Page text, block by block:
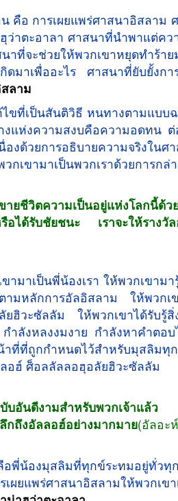
การเผยแพร่ศาสนาอิสลาม
ว่าตะอาลา ศาสนาที่นำพาแต่ค
ะช่วยให้พวกเขาหยุดทำร้าย
มาเพื่ออะไร ศาสนาที่ยับยั้งกา
ลาม 
ขที่เป็นสันติวิธี หนทางตามแบบ
ห่งความสงบคือความอดทน ต่
งด้วยการอธิบายความจริงใน
กเขามาเป็นพวกเราด้วยการกล่
ายชีวิตความเป็นอยู่แห่งโลกนี้ด้ว
ได้รับชัยชนะ เราจะให้รางวั
ามาเป็นพี่น้องเรา ให้พวกเขามา
มหลักการอัลอิสลาม ให้พวกเ
วะซัลลัม ให้พวกเขาได้รับรู้สิ่
ำลังหลงงมงาย กำลังหาคำตอ
าที่ที่ถูกกำหนดไว้สำหรับมุสลิม
อฮ์ ศ็อลลัลลอฮุอลัยฮิวะซัลลัม
บฉบับอันดีงามสำหรับพวกเจ้
ถึงอัลลอฮ์อย่างมากมาย(อัลอะ
พี่น้องมุสลิมที่ทุกข์ระทมอยู่ทั่วทุ
ยแพร่ศาสนาอิสลามให้พวกเข